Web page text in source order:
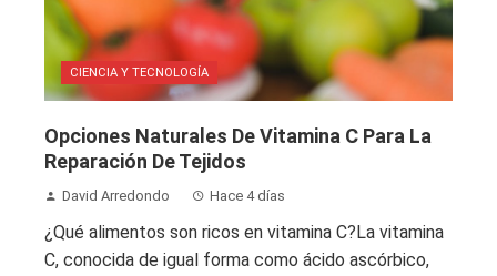
CIENCIA Y TECNOLOGÍA
Opciones Naturales De Vitamina C Para La
Reparación De Tejidos
David Arredondo Hace 4 días
¿Qué alimentos son ricos en vitamina C?La vitamina
C, conocida de igual forma como ácido ascórbico,